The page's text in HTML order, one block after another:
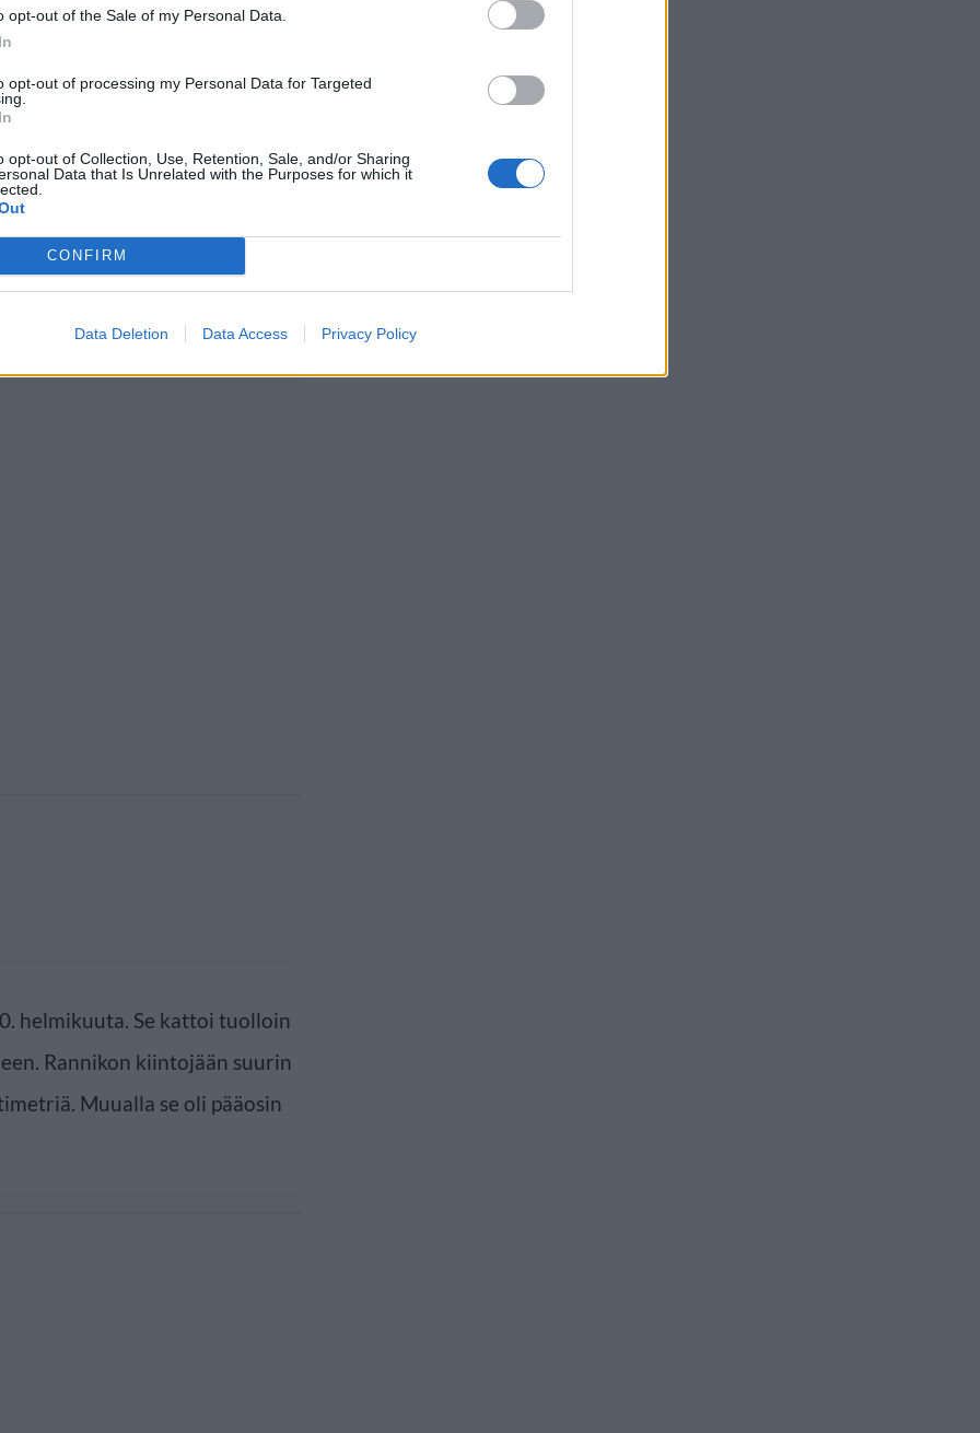
opt-out of the Sale of my Personal Data.
opt-out of processing my Personal Data for Targeted
opt-out of Collection, Use, Retention, Sale, and/or Sharing
Data that Is Unrelated with the Purposes for which it
CONFIRM
Data Deletion Data Access Privacy Policy
vuosikausiin. Jää
kevään seurauksena.
jäätä syntyi nopeasti kaikilla
haurastutti ja sulatti jäät
Niko Tollman Ilmatieteen
helmikuuta. Se kattoi tuolloin
Rannikon kiintojään suurin
Muualla se oli pääosin